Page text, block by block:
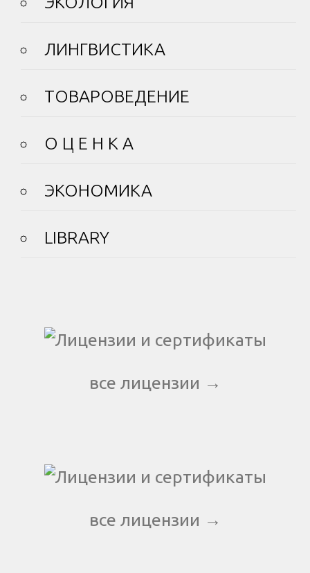
ЛИНГВИСТИКА
ТОВАРОВЕДЕНИЕ
О Ц Е Н К А
ЭКОНОМИКА
LIBRARY
все лицензии →
все лицензии →